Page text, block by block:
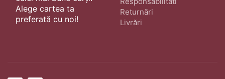
Alege cartea ta
preferată cu noi!
Returnări
Livrări